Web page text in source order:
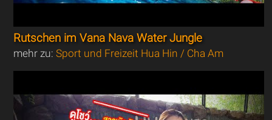
Rutschen im Vana Nava Water Jungle
mehr zu:Sport und Freizeit Hua Hin / Cha Am